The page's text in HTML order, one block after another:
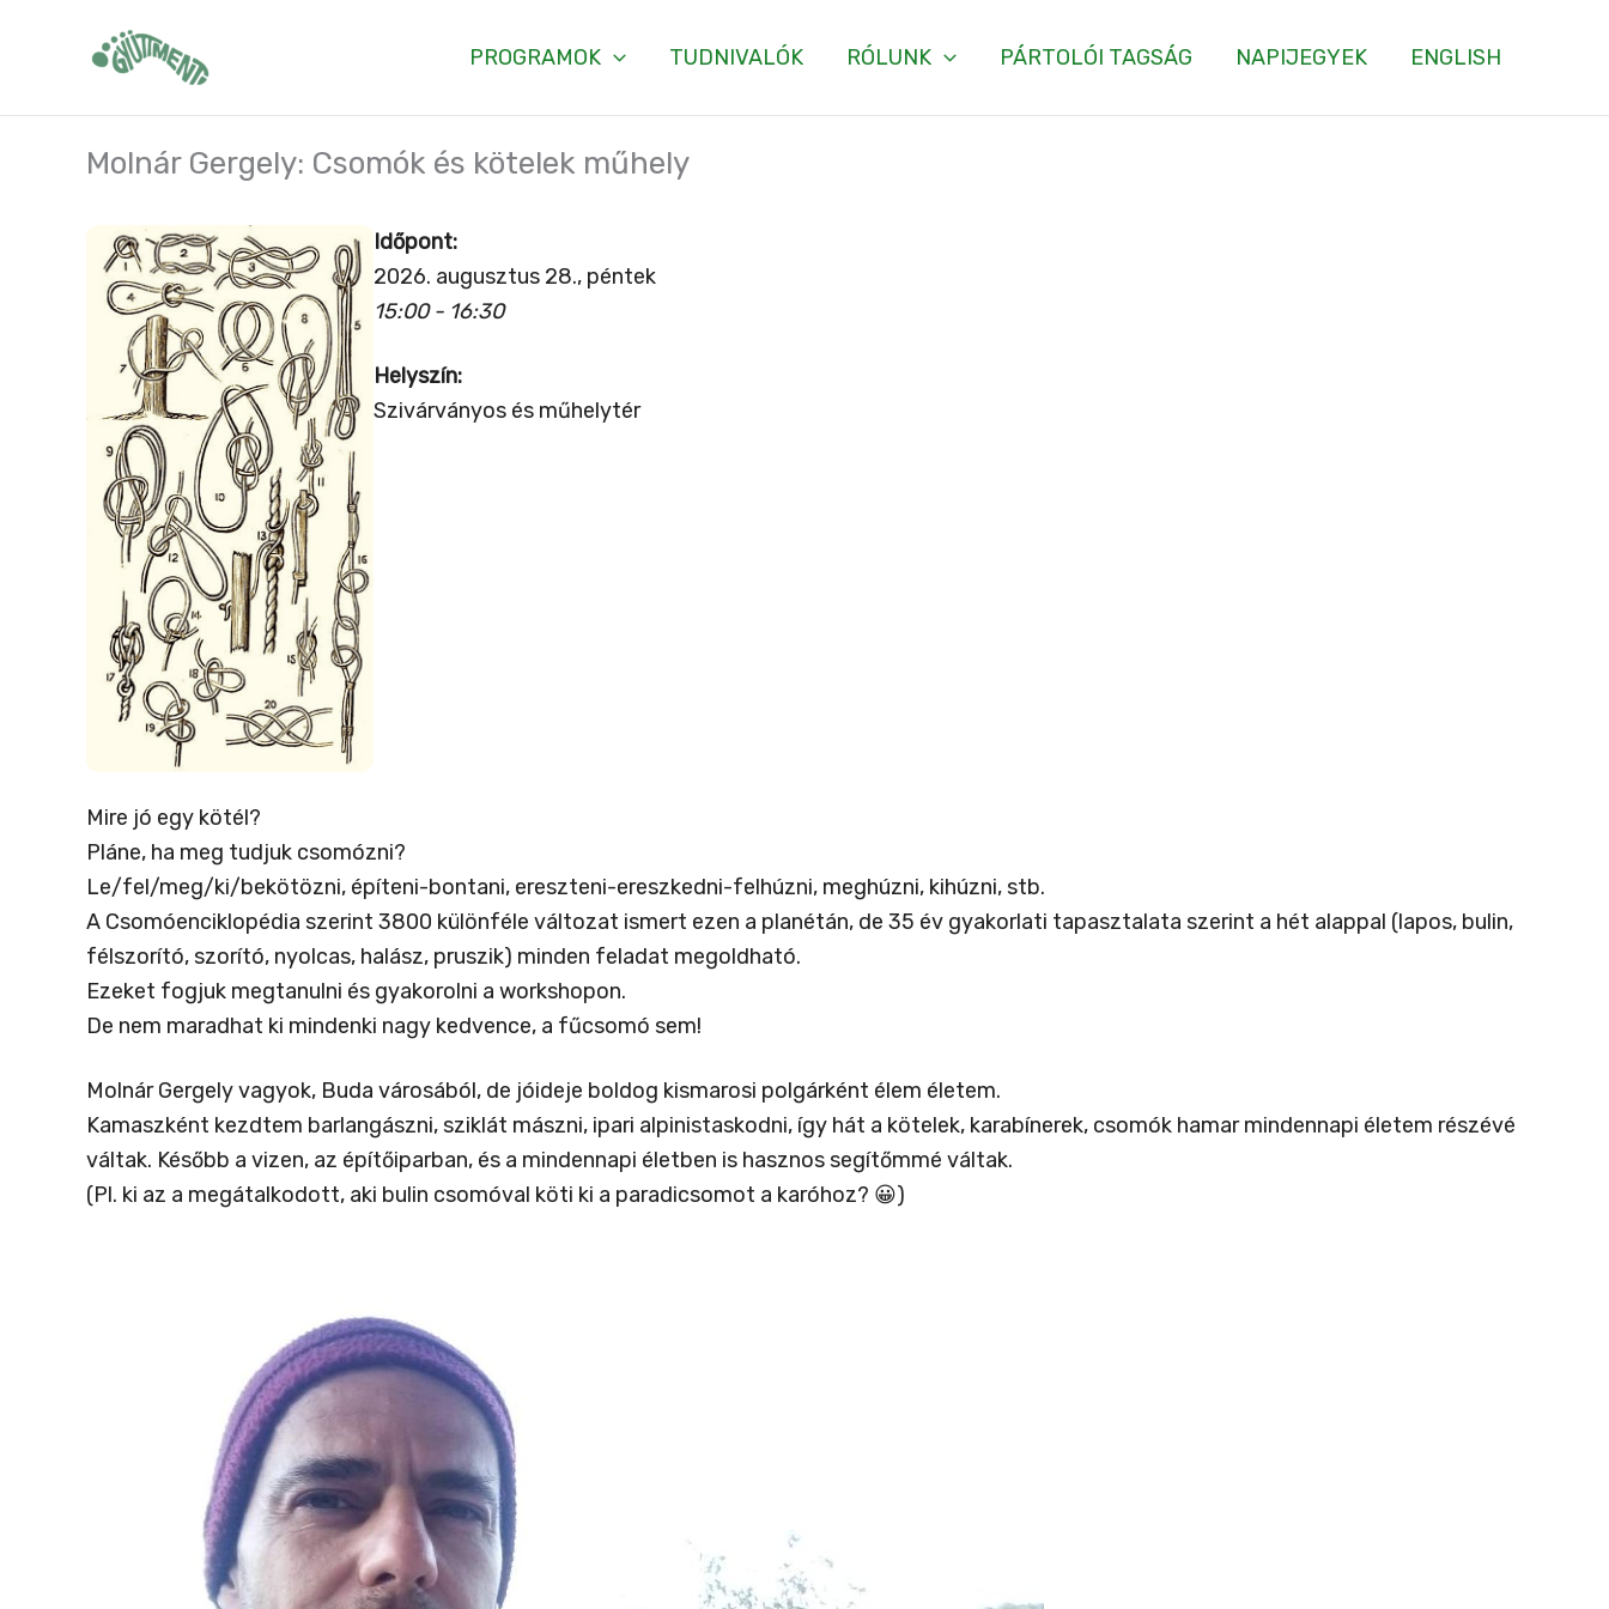
PROGRAMOK TUDNIVALÓK RÓLUNK PÁRTOLÓI TAGSÁG NAPIJEGYEK ENGLISH
Molnár Gergely: Csomók és kötelek műhely
Időpont:
2026. augusztus 28., péntek
15:00 - 16:30
Helyszín:
Szivárványos és műhelytér
Mire jó egy kötél?
Pláne, ha meg tudjuk csomózni?
Le/fel/meg/ki/bekötözni, építeni-bontani, ereszteni-ereszkedni-felhúzni, meghúzni, kihúzni, stb.
A Csomóenciklopédia szerint 3800 különféle változat ismert ezen a planétán, de 35 év gyakorlati tapasztalata szerint a hét alappal (lapos, bulin,
félszorító, szorító, nyolcas, halász, pruszik) minden feladat megoldható.
Ezeket fogjuk megtanulni és gyakorolni a workshopon.
De nem maradhat ki mindenki nagy kedvence, a fűcsomó sem!
Molnár Gergely vagyok, Buda városából, de jóideje boldog kismarosi polgárként élem életem.
Kamaszként kezdtem barlangászni, sziklát mászni, ipari alpinistaskodni, így hát a kötelek, karabínerek, csomók hamar mindennapi életem részévé
váltak. Később a vizen, az építőiparban, és a mindennapi életben is hasznos segítőmmé váltak.
(Pl. ki az a megátalkodott, aki bulin csomóval köti ki a paradicsomot a karóhoz? 😀)